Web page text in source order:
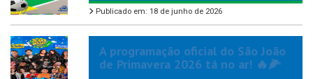
Publicado em: 18 de junho de 2026
A programação oficial do São João
de Primavera 2026 tá no ar! 🔥🌽